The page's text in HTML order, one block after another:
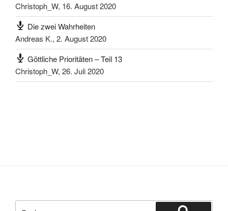
Christoph_W, 16. August 2020
Die zwei Wahrheiten
Andreas K., 2. August 2020
Göttliche Prioritäten – Teil 13
Christoph_W, 26. Juli 2020